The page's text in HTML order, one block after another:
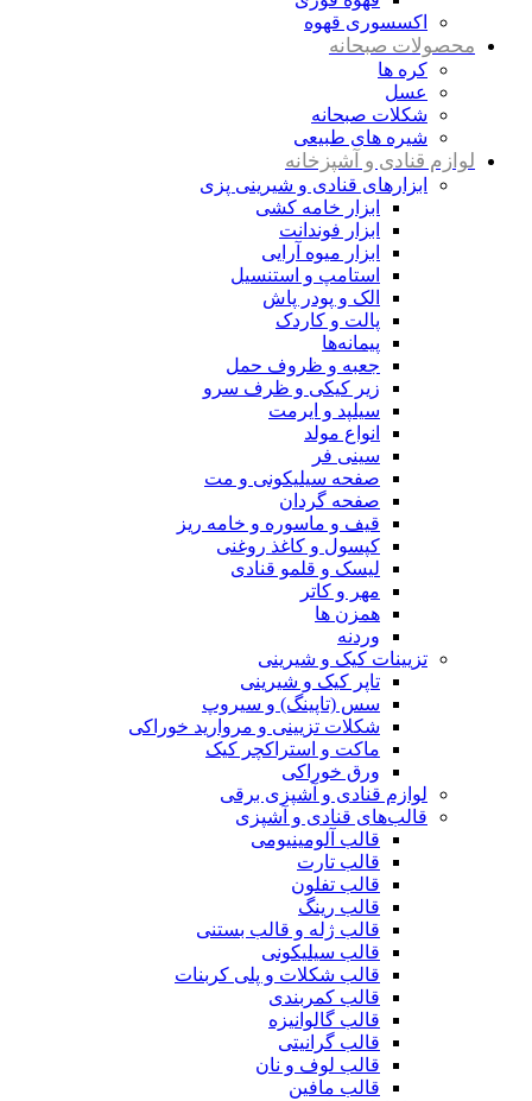
اکسسوری قهوه
محصولات صبحانه
کره ها
عسل
شکلات صبحانه
شیره های طبیعی
لوازم قنادی و آشپزخانه
ابزارهای قنادی و شیرینی پزی
ابزار خامه کشی
ابزار فوندانت
ابزار میوه آرایی
استامپ و استنسیل
الک و پودر پاش
پالت و کاردک
پیمانه‌ها
جعبه و ظروف حمل
زیر کیکی و ظرف سرو
سیلپد و ایرمت
انواع مولد
سینی فر
صفحه سیلیکونی و مت
صفحه گردان
قیف و ماسوره و خامه ریز
کپسول و کاغذ روغنی
لیسک و قلمو قنادی
مهر و کاتر
همزن ها
وردنه
تزیینات کیک و شیرینی
تاپر کیک و شیرینی
سس (تاپینگ) و سیروپ
شکلات تزیینی و مروارید خوراکی
ماکت و استراکچر کیک
ورق خوراکی
لوازم قنادی و آشپزی برقی
قالب‌های قنادی و آشپزی
قالب آلومینیومی
قالب تارت
قالب تفلون
قالب رینگ
قالب ژله و قالب بستنی
قالب سیلیکونی
قالب شکلات و پلی کربنات
قالب کمربندی
قالب گالوانیزه
قالب گرانیتی
قالب لوف و نان
قالب مافین